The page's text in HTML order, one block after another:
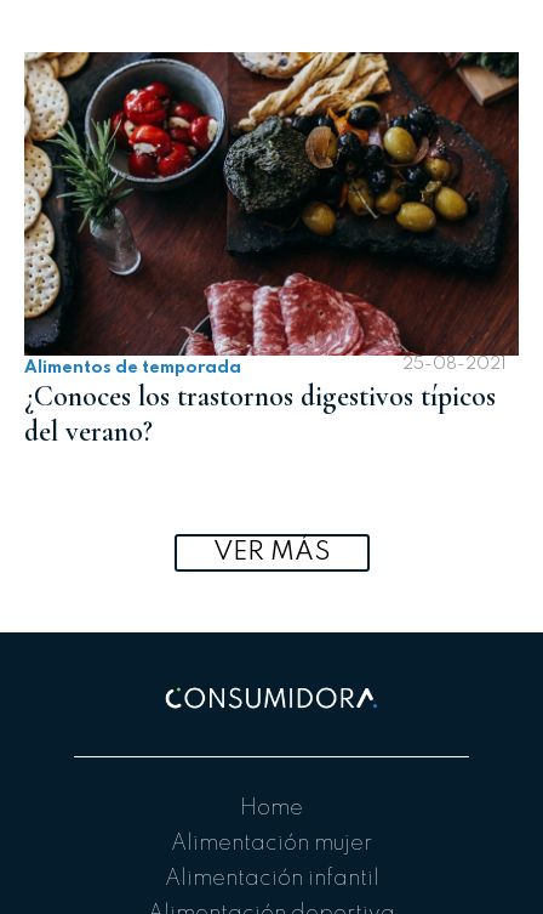
Alimentos de temporada 25-08-2021
¿Conoces los trastornos digestivos típicos
del verano?
VER MÁS
Home
Alimentación mujer
Alimentación infantil